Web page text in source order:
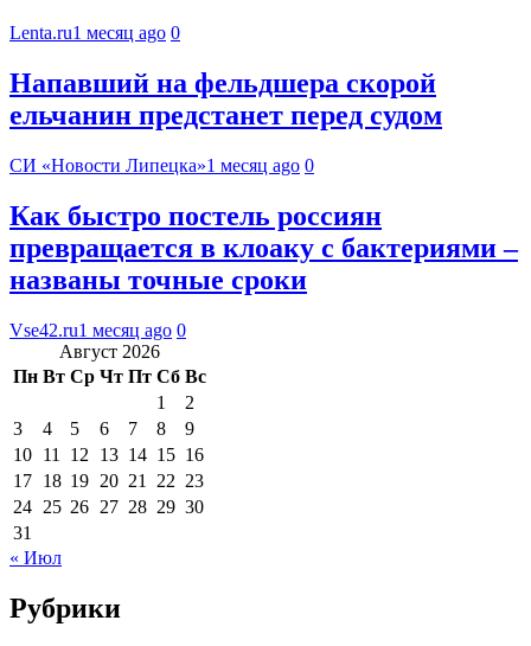
Lenta.ru1 месяц ago 0
Напавший на фельдшера скорой
ельчанин предстанет перед судом
СИ «Новости Липецка»1 месяц ago 0
Как быстро постель россиян
превращается в клоаку с бактериями –
названы точные сроки
Vse42.ru1 месяц ago 0
Август 2026
Пн Вт Ср Чт Пт Сб Вс
1
2
3
4 5 6 7 8
9
10 11 12 13 14 15 16
17 18 19 20 21 22 23
24 25 26 27 28 29 30
31
« Июл
Рубрики